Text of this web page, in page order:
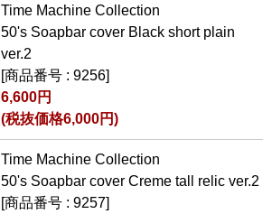
Time Machine Collection
50's Soapbar cover Black short plain
ver.2
[商品番号 : 9256]
6,600円
(税抜価格6,000円)
Time Machine Collection
50's Soapbar cover Creme tall relic ver.2
[商品番号 : 9257]